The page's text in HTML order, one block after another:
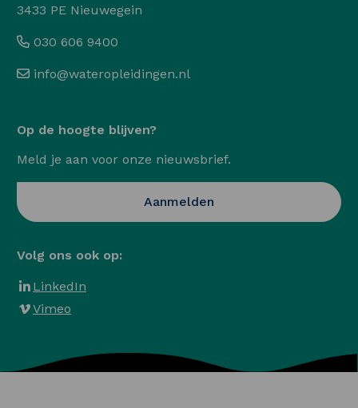
3433 PE Nieuwegein
030 606 9400
info@wateropleidingen.nl
Volg ons ook op:
LinkedIn
Vimeo
Op de hoogte blijven?
Meld je aan voor onze nieuwsbrief.
Aanmelden Opent in een nieuwe